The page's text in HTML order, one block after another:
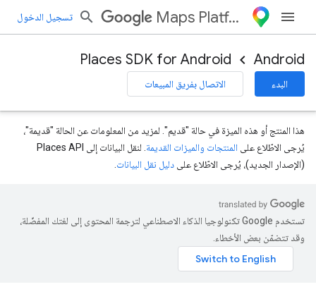
Maps Platform تسجيل الدخول
Android
Places SDK for Android
البدء الاتصال بفريق المبيعات
هذا المنتج أو هذه الميزة في حالة "قديم". لمزيد من المعلومات عن الحالة "قديمة"،
يُرجى الاطّلاع على المنتجات والميزات القديمة
. لنقل البيانات إلى Places API
(الإصدار الجديد)، يُرجى الاطّلاع على دليل نقل البيانات
تستخدم Google تكنولوجيا الذكاء الاصطناعي لترجمة المحتوى إلى لغتك المفضّلة،
وقد تتضمّن بعض الأخطاء.